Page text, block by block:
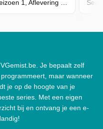
Je bepaalt zelf
maar wanneer
je op de hoogte van je
series. Met een eigen
bij en ontvang je een e-